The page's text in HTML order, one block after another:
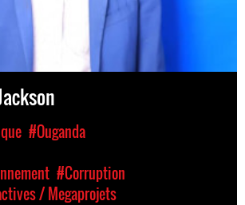
#Ouganda
#Corruption
/ Megaprojets